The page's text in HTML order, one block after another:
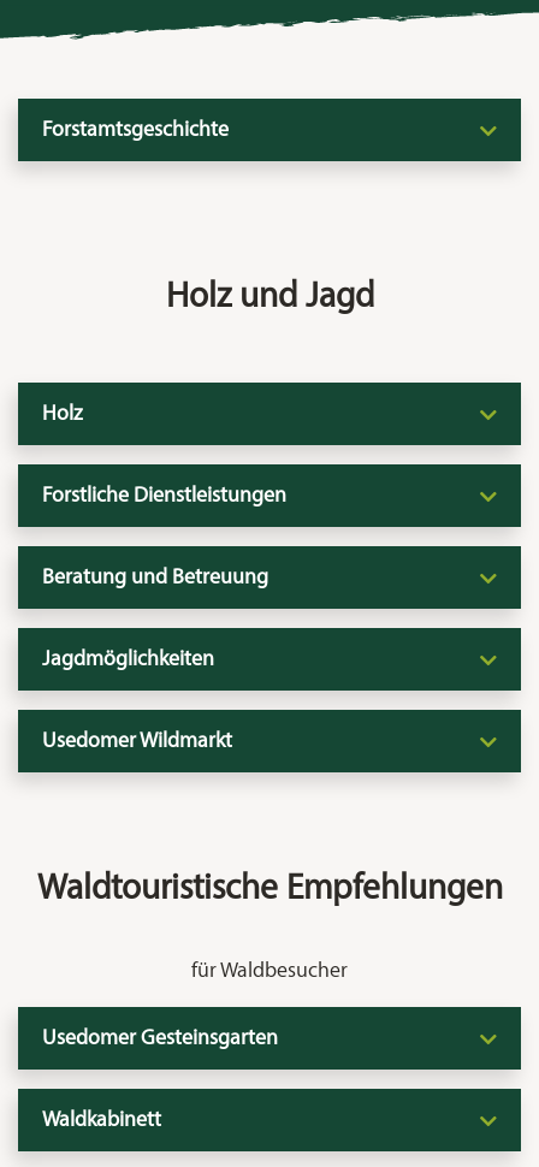
Forstamtsgeschichte
Holz und Jagd
Holz
Forstliche Dienstleistungen
Beratung und Betreuung
Jagdmöglichkeiten
Usedomer Wildmarkt
Waldtouristische Empfehlungen
für Waldbesucher
Usedomer Gesteinsgarten
Waldkabinett